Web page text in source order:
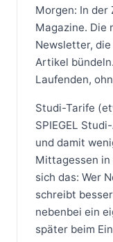
Morgen: In
Magazine. Die
Newsletter,
Artikel
Laufenden,
Studi-Tarife
SPIEGEL
und damit
Mittagessen in
sich das: Wer
schreibt
nebenbei ein
später beim